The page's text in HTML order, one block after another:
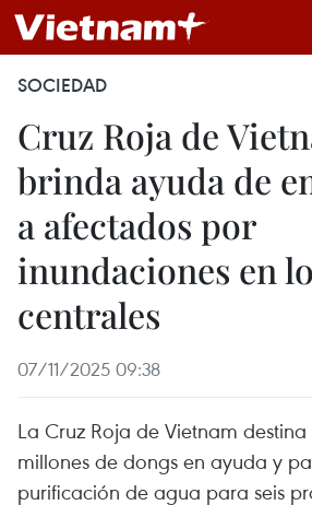
SOCIEDAD
Cruz Roja de
brinda ayuda de
a afectados por
inundaciones en
centrales
07/11/2025 09:38
La Cruz Roja de Vietnam
millones de dongs en ayuda y
purificación de agua para seis